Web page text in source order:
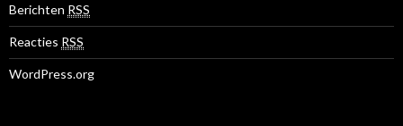
Berichten RSS
Reacties RSS
WordPress.org